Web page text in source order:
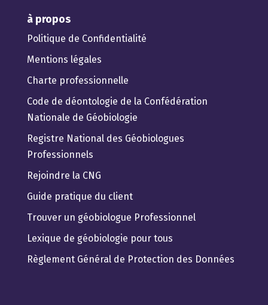
à propos
Politique de Confidentialité
Mentions légales
Charte professionnelle
Code de déontologie de la Confédération
Nationale de Géobiologie
Registre National des Géobiologues
Professionnels
Rejoindre la CNG
Guide pratique du client
Trouver un géobiologue Professionnel
Lexique de géobiologie pour tous
Règlement Général de Protection des Données